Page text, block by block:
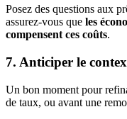
Posez des questions aux
assurez-vous que les
compensent ces coûts.
7. Anticiper le
Un bon moment pour
de taux, ou avant une